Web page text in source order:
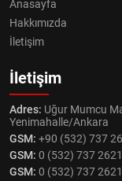
Anasayfa
Hakkımızda
İletişim
İletişim
Adres: Uğur Mumcu
Yenimahalle/Ankara
GSM: +90 (532) 737
GSM: 0 (532) 737
GSM: 0 (532) 737 2621